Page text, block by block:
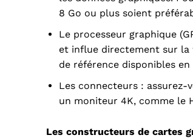
8 Go ou plus soient
Le processeur graphique
et influe directement sur la
de référence disponibles
Les connecteurs : assurez-
un moniteur 4K, comme le
Les constructeurs de cartes